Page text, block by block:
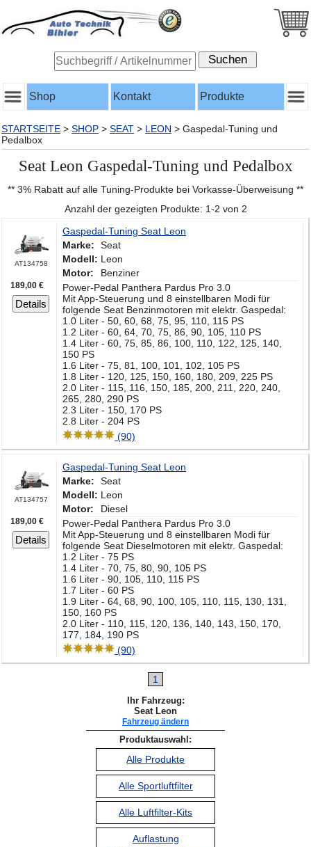
Shop Kontakt Produkte
STARTSEITE > SHOP > SEAT > LEON > Gaspedal-Tuning und
Pedalbox
Seat Leon Gaspedal-Tuning und Pedalbox
** 3% Rabatt auf alle Tuning-Produkte bei Vorkasse-Überweisung **
Anzahl der gezeigten Produkte: 1-2 von 2
AT134758
189,00 €
Details
Gaspedal-Tuning Seat Leon
Marke:
Seat
Modell: Leon
Motor:
Benziner
Power-Pedal Panthera Pardus Pro 3.0
Mit App-Steuerung und 8 einstellbaren Modi für
folgende Seat Benzinmotoren mit elektr. Gaspedal:
1.0 Liter - 50, 60, 68, 75, 95, 110, 115 PS
1.2 Liter - 60, 64, 70, 75, 86, 90, 105, 110 PS
1.4 Liter - 60, 75, 85, 86, 100, 110, 122, 125, 140,
150 PS
1.6 Liter - 75, 81, 100, 101, 102, 105 PS
1.8 Liter - 120, 125, 150, 160, 180, 209, 225 PS
2.0 Liter - 115, 116, 150, 185, 200, 211, 220, 240,
265, 280, 290 PS
2.3 Liter - 150, 170 PS
2.8 Liter - 204 PS
(90)
AT134757
189,00 €
Details
Gaspedal-Tuning Seat Leon
Marke:
Seat
Modell: Leon
Motor:
Diesel
Power-Pedal Panthera Pardus Pro 3.0
Mit App-Steuerung und 8 einstellbaren Modi für
folgende Seat Dieselmotoren mit elektr. Gaspedal:
1.2 Liter - 75 PS
1.4 Liter - 70, 75, 80, 90, 105 PS
1.6 Liter - 90, 105, 110, 115 PS
1.7 Liter - 60 PS
1.9 Liter - 64, 68, 90, 100, 105, 110, 115, 130, 131,
150, 160 PS
2.0 Liter - 110, 115, 120, 136, 140, 143, 150, 170,
177, 184, 190 PS
(90)
1
Ihr Fahrzeug:
Seat Leon
Fahrzeug ändern
Produktauswahl:
Alle Produkte
Alle Sportluftfilter
Alle Luftfilter-Kits
Auflastung